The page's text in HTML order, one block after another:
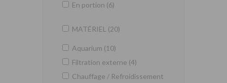
En portion (6)
MATÉRIEL (20)
Aquarium (10)
Filtration externe (4)
Chauffage / Refroidissement